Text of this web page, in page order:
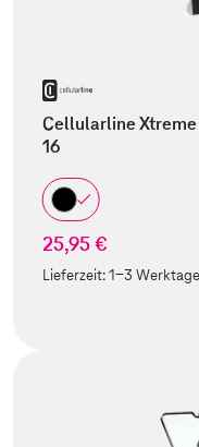
Cellularline Xtreme
16
25,95 €
Lieferzeit:1-3 Werktage